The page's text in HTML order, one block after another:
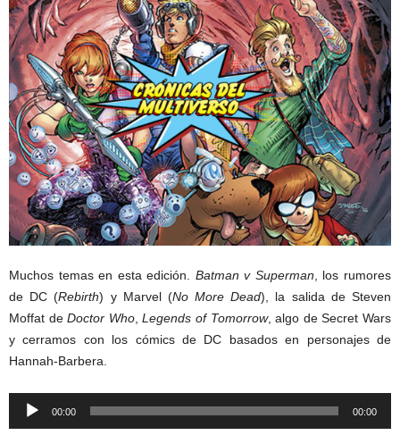
Muchos temas en esta edición. Batman v Superman , los rumores
de DC (Rebirth) y Marvel (No More Dead), la salida de Steven
Moffat deDoctor Who,Legends of Tomorrow, algo de Secret Wars
y cerramos con los cómics de DC basados en personajes de
Hannah-Barbera.
Reproductor
00:00 00:00